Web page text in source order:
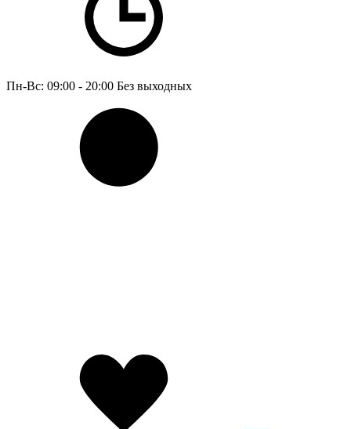
Пн-Вс: 09:00 - 20:00 Без выходных